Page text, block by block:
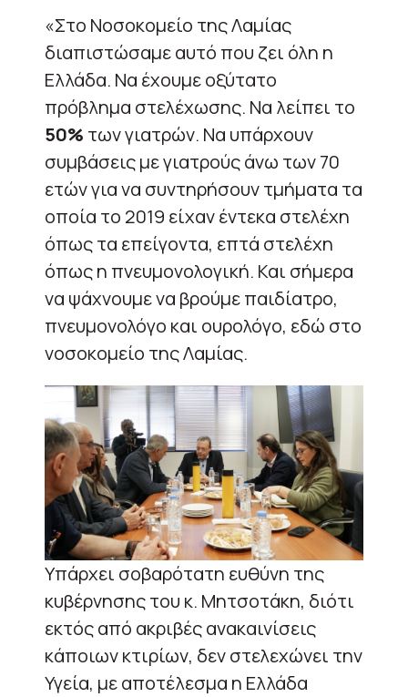
«Στο Νοσοκομείο της Λαμίας
διαπιστώσαμε αυτό που ζει όλη η
Ελλάδα. Να έχουμε οξύτατο
πρόβλημα στελέχωσης. Να λείπει το
50% των γιατρών. Να υπάρχουν
συμβάσεις με γιατρούς άνω των 70
ετών για να συντηρήσουν τμήματα τα
οποία το 2019 είχαν έντεκα στελέχη
όπως τα επείγοντα, επτά στελέχη
όπως η πνευμονολογική. Και σήμερα
να ψάχνουμε να βρούμε παιδίατρο,
πνευμονολόγο και ουρολόγο, εδώ στο
νοσοκομείο της Λαμίας.
Υπάρχει σοβαρότατη ευθύνη της
κυβέρνησης του κ. Μητσοτάκη, διότι
εκτός από ακριβές ανακαινίσεις
κάποιων κτιρίων, δεν στελεχώνει την
Υγεία, με αποτέλεσμα η Ελλάδα